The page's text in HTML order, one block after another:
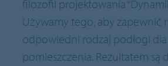
filozofii projektowania
Używamy tego, aby zapewnić
odpowiedni rodzaj podłogi
pomieszczenia. Rezultatem są